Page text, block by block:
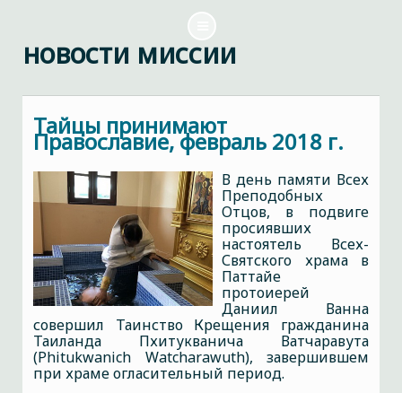
новости миссии
Тайцы принимают
Православие, февраль 2018 г.
В день памяти Всех
Преподобных
Отцов, в подвиге
просиявших
настоятель Всех-
Святского храма в
Паттайе
протоиерей
Даниил Ванна
совершил Таинство Крещения гражданина
Таиланда Пхитукванича Ватчаравута
(Phitukwanich Watcharawuth), завершившем
при храме огласительный период.